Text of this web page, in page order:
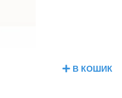
В КОШИК